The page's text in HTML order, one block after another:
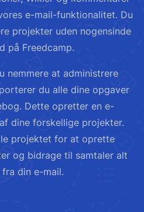
e-mail-funktionalitet. Du
projekter uden nogensinde
på Freedcamp.
nemmere at administrere
du alle dine opgaver
Dette opretter en e-
dine forskellige projekter.
projektet for at oprette
og bidrage til samtaler alt
fra din e-mail.